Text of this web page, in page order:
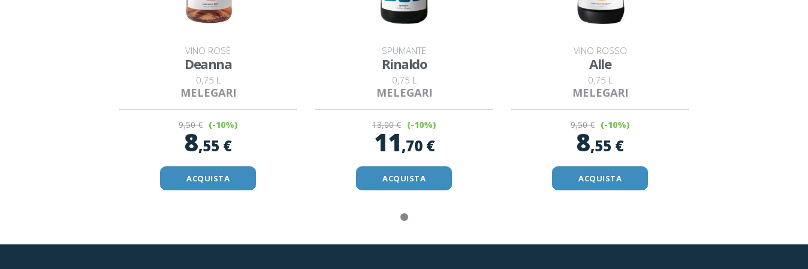
VINO ROSÈ
Deanna
0,75 L
MELEGARI
9,50 € (-10%)
8,55 €
ACQUISTA
SPUMANTE
Rinaldo
0,75 L
MELEGARI
13,00 € (-10%)
11,70 €
ACQUISTA
VINO ROSSO
Alle
0,75 L
MELEGARI
9,50 € (-10%)
8,55 €
ACQUISTA